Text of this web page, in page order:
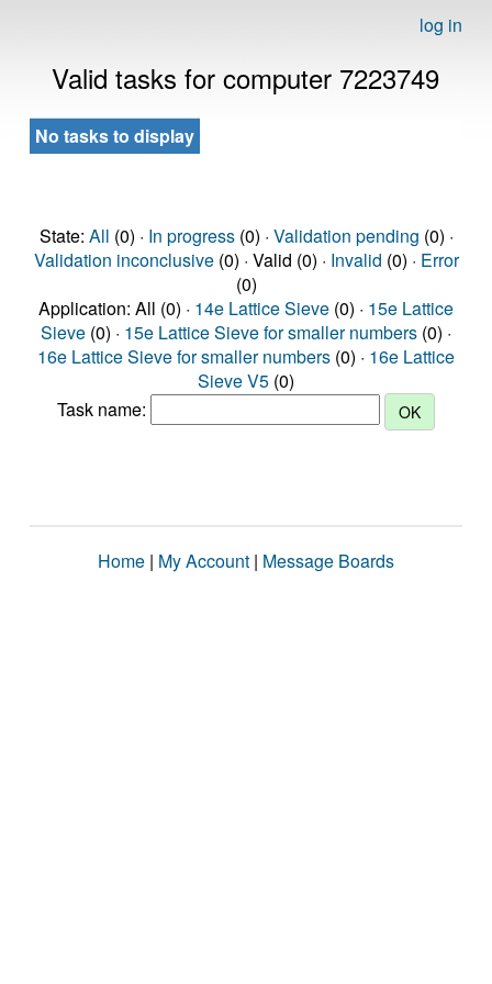
log in
Valid tasks for computer 7223749
No tasks to display
State: All (0) · In progress(0) · Validation pending (0) ·
Validation inconclusive(0) · Valid (0) · Invalid (0) · Error
(0)
Application: All (0) · 14e Lattice Sieve (0) · 15e Lattice
Sieve (0) · 15e Lattice Sieve for smaller numbers (0) ·
16e Lattice Sieve for smaller numbers (0) · 16e Lattice
Sieve V5 (0)
Task name:
Home | My Account | Message Boards